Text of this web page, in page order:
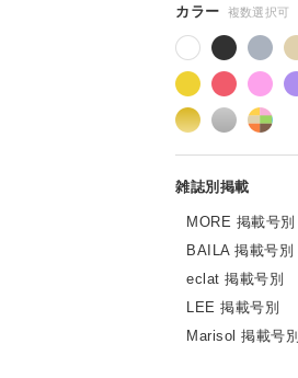
MORE 掲載号別
BAILA 掲載号別
eclat 掲載号別
LEE 掲載号別
Marisol 掲載号別